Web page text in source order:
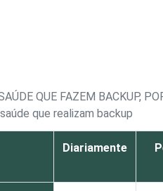
QUE FAZEM BACKUP,
que realizam backup
Diariamente